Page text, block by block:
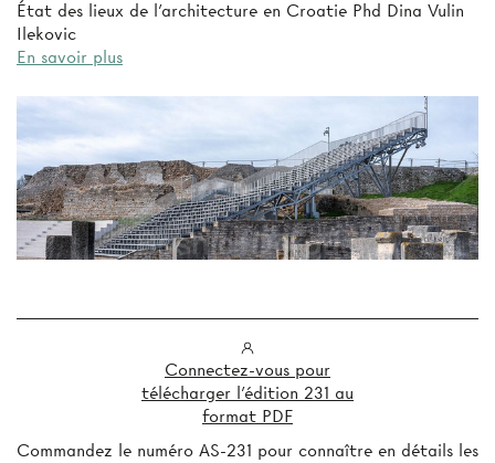
État des lieux de l’architecture en Croatie Phd Dina Vulin
Ilekovic
En savoir plus
Connectez-vous pour
télécharger l'édition 231 au
format PDF
Commandez le numéro AS-231 pour connaître en détails les